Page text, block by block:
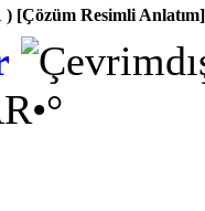
) [Çözüm Resimli Anlatım]